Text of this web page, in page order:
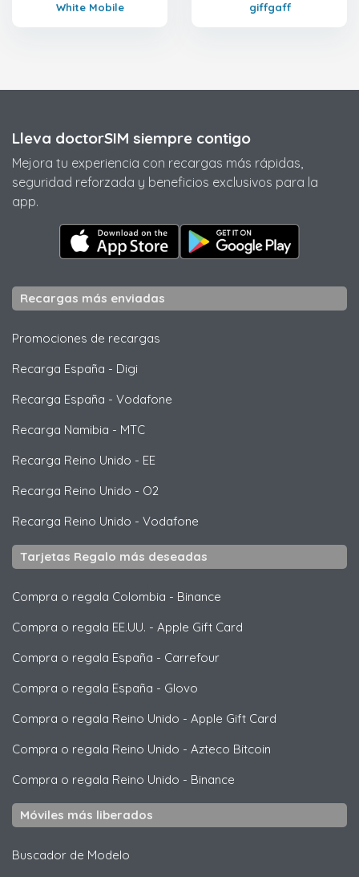
White Mobile giffgaff
Lleva doctorSIM siempre contigo
Mejora tu experiencia con recargas más rápidas,
seguridad reforzada y beneficios exclusivos para la
app.
Recargas más enviadas
Promociones de recargas
Recarga España - Digi
Recarga España - Vodafone
Recarga Namibia - MTC
Recarga Reino Unido - EE
Recarga Reino Unido - O2
Recarga Reino Unido - Vodafone
Tarjetas Regalo más deseadas
Compra o regala Colombia - Binance
Compra o regala EE.UU. - Apple Gift Card
Compra o regala España - Carrefour
Compra o regala España - Glovo
Compra o regala Reino Unido - Apple Gift Card
Compra o regala Reino Unido - Azteco Bitcoin
Compra o regala Reino Unido - Binance
Móviles más liberados
Buscador de Modelo